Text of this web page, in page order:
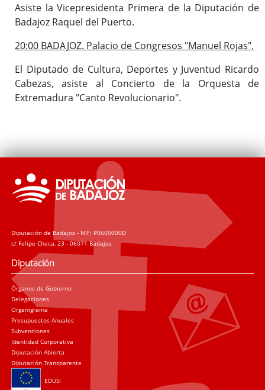
Asiste la Vicepresidenta Primera de la Diputación de
Badajoz Raquel del Puerto.
20:00 BADAJOZ. Palacio de Congresos "Manuel Rojas".
El Diputado de Cultura, Deportes y Juventud Ricardo
Cabezas, asiste al Concierto de la Orquesta de
Extremadura "Canto Revolucionario".
Diputación de Badajoz - NIF: P0600000D
c/ Felipe Checa, 23 - 06071 Badajoz
Diputación
Órganos de Gobierno
Delegaciones
Organigrama
Presupuestos Anuales
Subvenciones
Identidad Corporativa
Diputación Abierta
Diputación Transparente
EDUSI